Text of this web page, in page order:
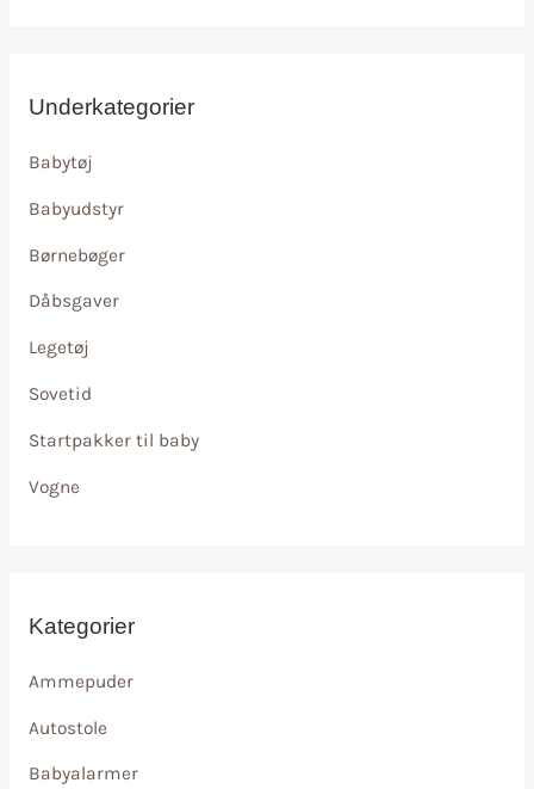
Underkategorier
Babytøj
Babyudstyr
Børnebøger
Dåbsgaver
Legetøj
Sovetid
Startpakker til baby
Vogne
Kategorier
Ammepuder
Autostole
Babyalarmer